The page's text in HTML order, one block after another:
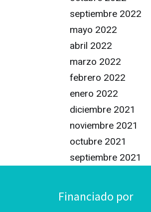
septiembre 2022
mayo 2022
abril 2022
marzo 2022
febrero 2022
enero 2022
diciembre 2021
noviembre 2021
octubre 2021
septiembre 2021
Financiado por